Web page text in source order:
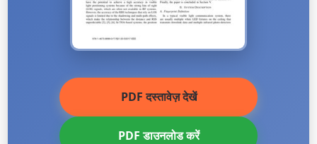
PDF दस्तावेज़ देखें
PDF डाउनलोड करें